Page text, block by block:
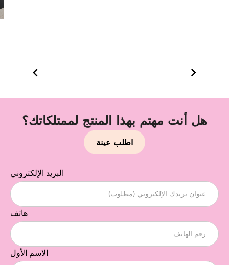
هل أنت مهتم بهذا المنتج لممتلكاتك؟
اطلب عينة
البريد الإلكتروني
هاتف
الاسم الأول